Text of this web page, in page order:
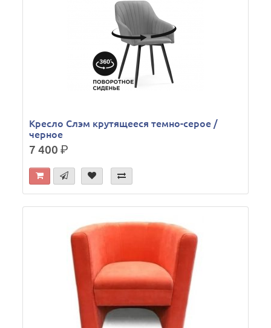
Кресло Слэм крутящееся темно-серое /
черное
7 400р.